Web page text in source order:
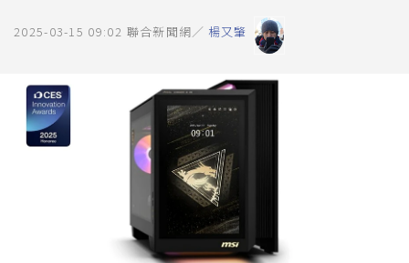
2025-03-15 09:02 聯合新聞網／ 楊又肇